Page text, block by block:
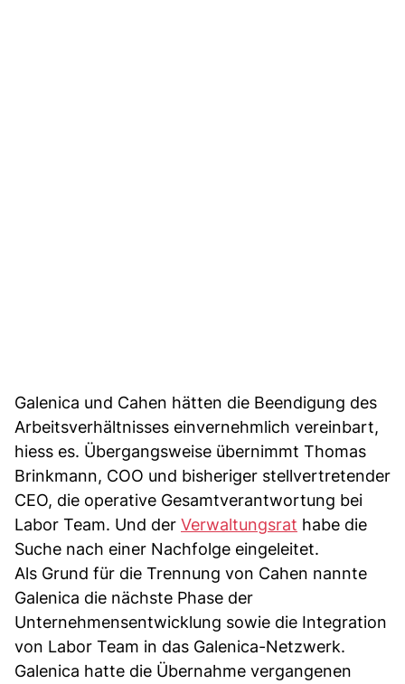
Galenica und Cahen hätten die Beendigung des
Arbeitsverhältnisses einvernehmlich vereinbart,
hiess es. Übergangsweise übernimmt Thomas
Brinkmann, COO und bisheriger stellvertretender
CEO, die operative Gesamtverantwortung bei
Labor Team. Und der Verwaltungsrat habe die
Suche nach einer Nachfolge eingeleitet.
Als Grund für die Trennung von Cahen nannte
Galenica die nächste Phase der
Unternehmensentwicklung sowie die Integration
von Labor Team in das Galenica-Netzwerk.
Galenica hatte die Übernahme vergangenen